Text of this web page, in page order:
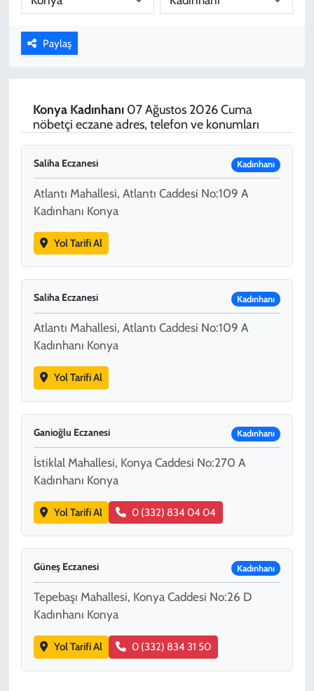
Paylaş
Konya Kadınhanı07 Ağustos 2026 Cuma
nöbetçi eczane adres, telefon ve konumları
Saliha Eczanesi Kadınhanı
Atlantı Mahallesi, Atlantı Caddesi No:109 A
Kadınhanı Konya
Yol Tarifi Al
Saliha Eczanesi Kadınhanı
Atlantı Mahallesi, Atlantı Caddesi No:109 A
Kadınhanı Konya
Yol Tarifi Al
Ganioğlu Eczanesi Kadınhanı
İstiklal Mahallesi, Konya Caddesi No:270 A
Kadınhanı Konya
Yol Tarifi Al 0 (332) 834 04 04
Güneş Eczanesi Kadınhanı
Tepebaşı Mahallesi, Konya Caddesi No:26 D
Kadınhanı Konya
Yol Tarifi Al 0 (332) 834 31 50